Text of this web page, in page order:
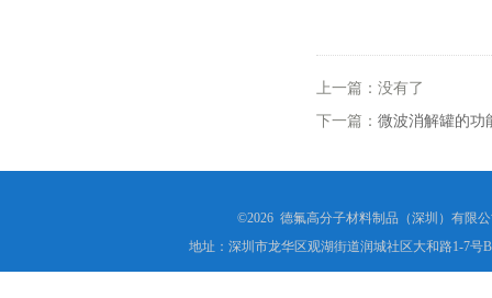
上一篇：没有了
下一篇： 微波消解罐的功
©2026 德氟高分子材料制品（深圳）有限
地址：深圳市龙华区观湖街道润城社区大和路1-7号